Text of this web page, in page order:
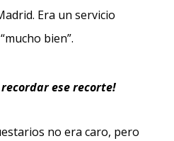
Era un servicio
bien”.
recordar ese recorte!
no era caro, pero